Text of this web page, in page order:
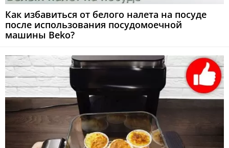
Как избавиться от белого налета на посуде
после использования посудомоечной
машины Beko?